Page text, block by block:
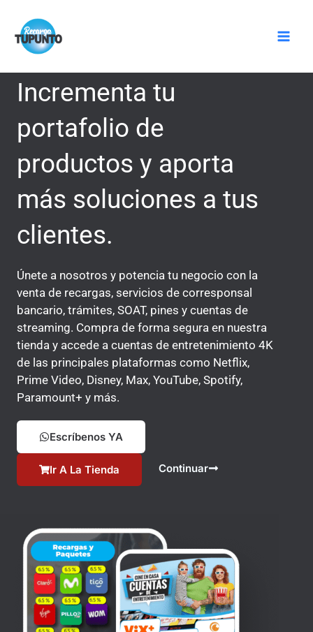
contenido
Incrementa tu
portafolio de
productos y aporta
más soluciones a tus
clientes.
Únete a nosotros y potencia tu negocio con la
venta de recargas, servicios de corresponsal
bancario, trámites, SOAT, pines y cuentas de
streaming. Compra de forma segura en nuestra
tienda y accede a cuentas de entretenimiento 4K
de las principales plataformas como Netflix,
Prime Video, Disney, Max, YouTube, Spotify,
Paramount+ y más.
Escríbenos YA
Ir A La Tienda Continuar